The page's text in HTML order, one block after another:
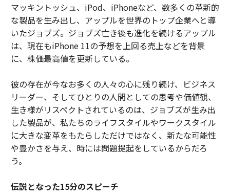
マッキントッシュ、iPod、iPhoneなど、数多くの革新的
な製品を生み出し、アップルを世界のトップ企業へと導
いたジョブズ。ジョブズ亡き後も進化を続けるアップル
は、現在もiPhone 11の予想を上回る売上などを背景
に、株価最高値を更新している。
彼の存在が今なお多くの人々の心に残り続け、ビジネス
リーダー、そしてひとりの人間としての思考や価値観、
生き様がリスペクトされているのは、ジョブズが生み出
した製品が、私たちのライフスタイルやワークスタイル
に大きな変革をもたらしただけではなく、新たな可能性
や豊かさを与え、時には問題提起をしているからだろ
う。
伝説となった15分のスピーチ